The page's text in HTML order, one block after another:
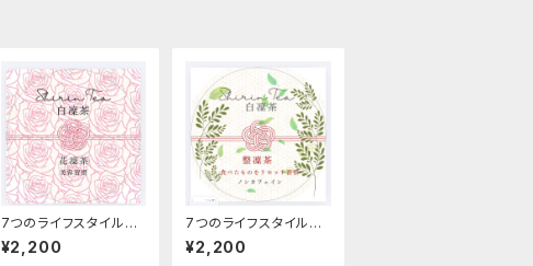
7つのライフスタイルコ
ンセプトティー 花凜茶
¥2,200
7つのライフスタイルコ
ンセプトティー 整凜茶
¥2,200